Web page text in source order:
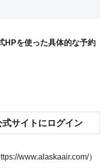
HPを使った具体的な予約
サイトにログイン
www.alaskaair.com/）